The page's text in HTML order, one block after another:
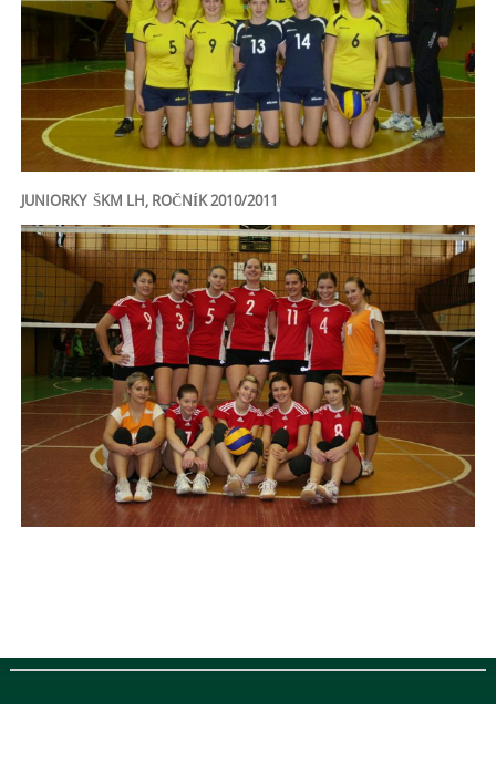
JUNIORKY ŠKM LH, ROČNÍK 2010/2011